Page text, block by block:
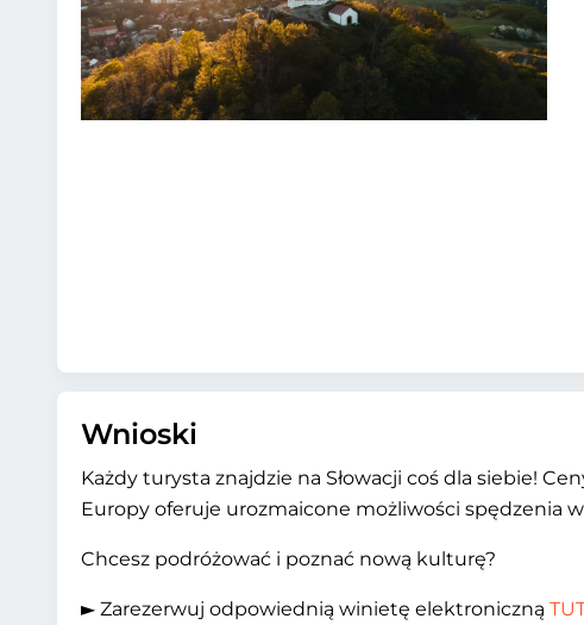
Wnioski
Każdy turysta znajdzie na Słowacji coś dla siebie!
Europy oferuje urozmaicone możliwości spędzenia
Chcesz podróżować i poznać nową kulturę?
► Zarezerwuj odpowiednią winietę elektroniczną